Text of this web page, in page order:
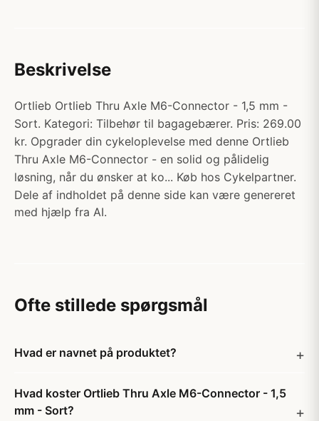
Beskrivelse
Ortlieb Ortlieb Thru Axle M6-Connector - 1,5 mm -
Sort. Kategori: Tilbehør til bagagebærer. Pris: 269.00
kr. Opgrader din cykeloplevelse med denne Ortlieb
Thru Axle M6-Connector - en solid og pålidelig
løsning, når du ønsker at ko... Køb hos Cykelpartner.
Dele af indholdet på denne side kan være genereret
med hjælp fra AI.
Ofte stillede spørgsmål
Hvad er navnet på produktet?
Hvad koster Ortlieb Thru Axle M6-Connector - 1,5
mm - Sort?